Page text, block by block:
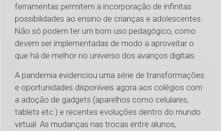
ferramentas permitem a incorporação de infinitas
possibilidades ao ensino de crianças e adolescentes.
Não só podem ter um bom uso pedagógico, como
devem ser implementadas de modo a aproveitar o
que há de melhor no universo dos avanços digitais.
A pandemia evidenciou uma série de transformações
e oportunidades disponíveis agora aos colégios com
a adoção de gadgets (aparelhos como celulares,
tablets etc.) e recentes evoluções dentro do mundo
virtual. As mudanças nas trocas entre alunos,